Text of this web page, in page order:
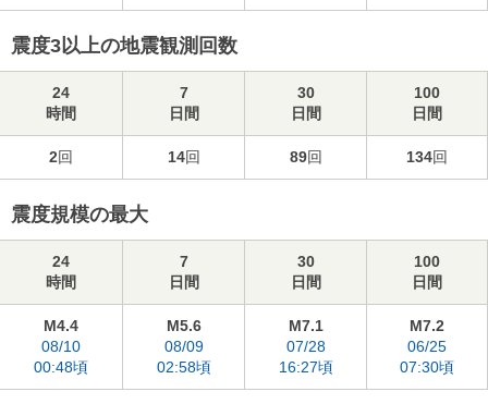
震度3以上の地震観測回数
24
時間
7
日間
30
日間
100
日間
2回 14回 89回 134回
震度規模の最大
24
時間
7
日間
30
日間
100
日間
M4.4
08/10
00:48頃
M5.6
08/09
02:58頃
M7.1
07/28
16:27頃
M7.2
06/25
07:30頃